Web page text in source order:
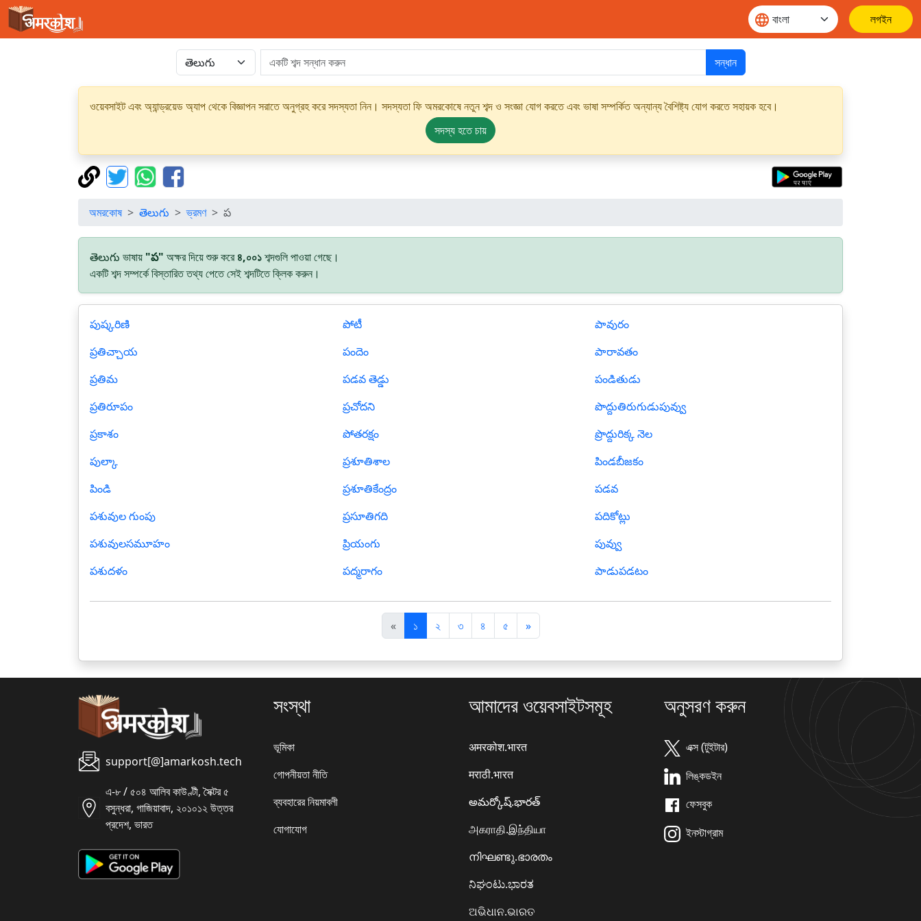
লগইন
সন্ধান
ওয়েবসাইট এবং অ্যান্ড্রয়েড অ্যাপ থেকে বিজ্ঞাপন সরাতে অনুগ্রহ করে সদস্যতা নিন। সদস্যতা ফি অমরকোষে নতুন শব্দ ও সংজ্ঞা যোগ করতে এবং ভাষা সম্পর্কিত অন্যান্য বৈশিষ্ট্য যোগ করতে সহায়ক হবে।
সদস্য হতে চায়
অমরকোষ తెలుగు ভ্রমণ ప
తెలుగు ভাষায় "ప" অক্ষর দিয়ে শুরু করে৪,০০১শব্দগুলি পাওয়া গেছে।
একটি শব্দ সম্পর্কে বিস্তারিত তথ্য পেতে সেই শব্দটিতে ক্লিক করুন।
పుష్కరిణి
ప్రతిచ్చాయ
ప్రతిమ
ప్రతిరూపం
ప్రకాశం
పుల్కా
పిండి
పశువుల గుంపు
పశువులసమూహం
పశుదళం
పోటీ
పందెం
పడవ తెడ్డు
ప్రచోదని
పోతరక్షం
ప్రశూతిశాల
ప్రశూతికేంద్రం
ప్రసూతిగది
ప్రియంగు
పద్మరాగం
పావురం
పారావతం
పండితుడు
పొద్దుతిరుగుడుపువ్వు
ప్రొద్దురిక్క నెల
పిండబీజకం
పడవ
పదికోట్లు
పువ్వు
పాడుపడటం
«पि
छ
ला
১ ২ ৩ ৪ ৫ »अ
ग
ला
support[@]amarkosh.tech
এ-৮ / ৫০৪ আলিব কাউণ্টী, সৈক্টর ৫
বসুন্ধরা, গাজিয়াবাদ, ২০১০১২ উত্তর
প্রদেশ, ভারত
সংস্থা
ভূমিকা
গোপনীয়তা নীতি
ব্যবহারের নিয়মাবলী
যোগাযোগ
আমাদের ওয়েবসাইটসমূহ
अमरकोश.भारत
मराठी.भारत
అమర్కోష్.భారత్
அகராதி.இந்தியா
നിഘണ്ടു.ഭാരതം
ನಿಘಂಟು.ಭಾರತ
ଅଭିଧାନ.ଭାରତ
অনুসরণ করুন
এক্স (টুইটার)
লিঙ্কডইন
ফেসবুক
ইনস্টাগ্রাম